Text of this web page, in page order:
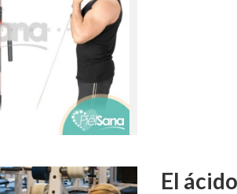
El